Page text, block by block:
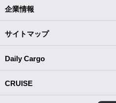
企業情報
サイトマップ
Daily Cargo
CRUISE